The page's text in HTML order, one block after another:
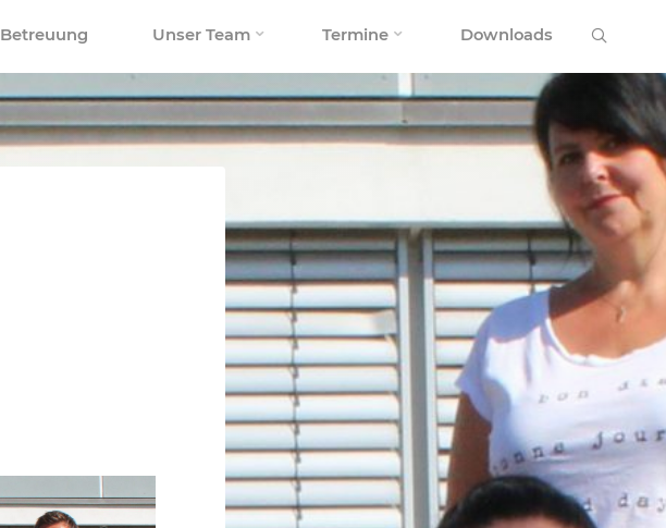
Betreuung Unser Team Termine Downloads